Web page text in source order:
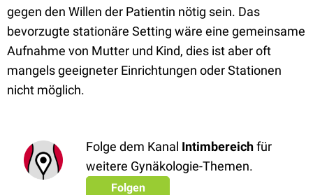
gegen den Willen der Patientin nötig sein. Das
bevorzugte stationäre Setting wäre eine gemeinsame
Aufnahme von Mutter und Kind, dies ist aber oft
mangels geeigneter Einrichtungen oder Stationen
nicht möglich.
Folge dem Kanal Intimbereichfür
weitere Gynäkologie-Themen.
Folgen